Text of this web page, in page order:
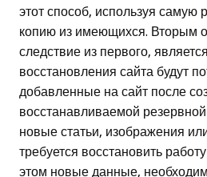
этот способ, используя
копию из имеющихся. Вторым
следствие из первого,
восстановления сайта будут
добавленные на сайт после
восстанавливаемой
новые статьи, изображения
требуется восстановить
этом новые данные,